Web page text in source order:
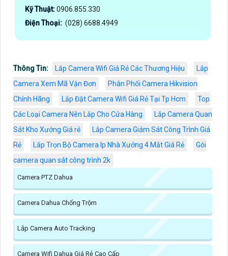
Kỹ Thuật:0906.855.330
Điện Thoại: (028) 6688.4949
Thông Tin: Lăp Camera Wifi Giá Rẻ Các Thương Hiệu
Lắp
Camera Xem Mã Vận Đơn
Phân Phối Camera Hikvision
Chính Hãng
Lắp Đặt Camera Wifi Giá Rẻ Tại Tp Hcm
Top
Các Loại Camera Nên Lắp Cho Cửa Hàng
Lắp Camera Quan
Sát Kho Xưởng Giá rẻ
Lắp Camera Giám Sát Công Trình Giá
Rẻ
Lắp Trọn Bộ Camera Ip Nhà Xưởng 4 Mắt Giá Rẻ
Gói
camera quan sát công trình 2k
Camera PTZ Dahua
Camera Dahua Chống Trộm
Lắp Camera Auto Tracking
Camera Wifi Dahua Giá Rẻ Cao Cấp